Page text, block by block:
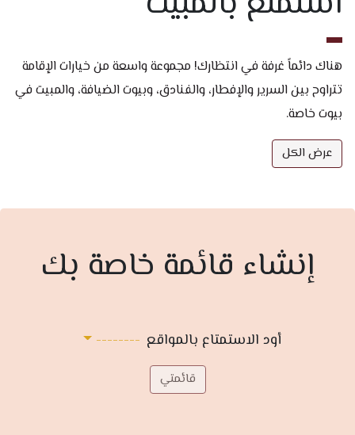
هناك دائماً غرفة في انتظارك! مجموعة واسعة من خيارات الإقامة
تتراوح بين السرير والإفطار، والفنادق، وبيوت الضيافة، والمبيت في
بيوت خاصة.
عرض الكل
إنشاء قائمة خاصة بك
أود الاستمتاع بالمواقع --------
قائمتي